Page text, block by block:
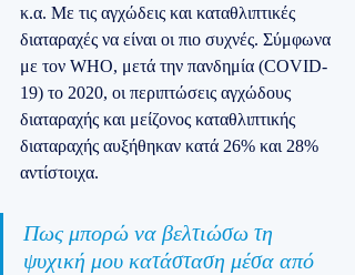
κ.α. Με τις αγχώδεις και καταθλιπτικές
διαταραχές να είναι οι πιο συχνές. Σύμφωνα
με τον WHO, μετά την πανδημία (COVID-
19) το 2020, οι περιπτώσεις αγχώδους
διαταραχής και μείζονος καταθλιπτικής
διαταραχής αυξήθηκαν κατά 26% και 28%
αντίστοιχα.
Πως μπορώ να βελτιώσω τη
ψυχική μου κατάσταση μέσα από